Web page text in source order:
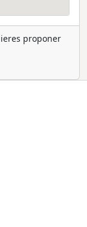
proponer